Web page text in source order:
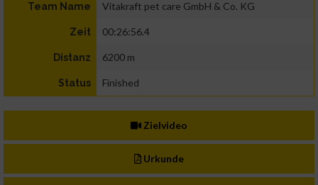
Team Name Vitakraft pet care GmbH & Co. KG
Zeit 00:26:56.4
Distanz 6200 m
Status Finished
Zielvideo
Urkunde